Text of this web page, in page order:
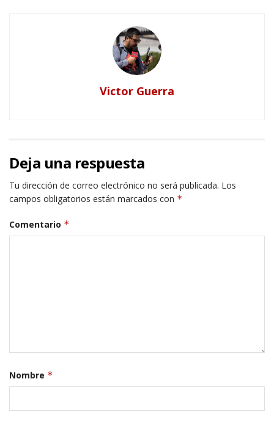
Victor Guerra
Deja una respuesta
Tu dirección de correo electrónico no será publicada. Los
campos obligatorios están marcados con *
Comentario *
Nombre *